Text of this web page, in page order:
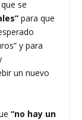
se
para que
y para
un nuevo
“no hay un